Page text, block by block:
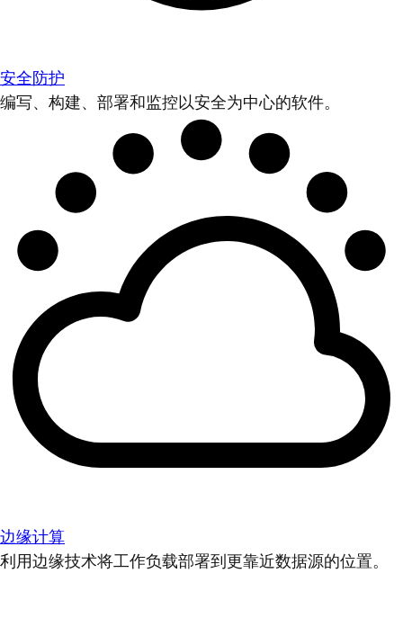
安全防护
编写、构建、部署和监控以安全为中心的软件。
边缘计算
利用边缘技术将工作负载部署到更靠近数据源的位置。